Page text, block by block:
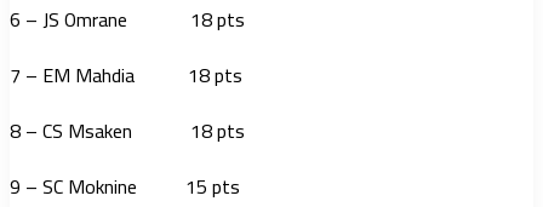
6 – JS Omrane 18 pts
7 – EM Mahdia 18 pts
8 – CS Msaken 18 pts
9 – SC Moknine 15 pts